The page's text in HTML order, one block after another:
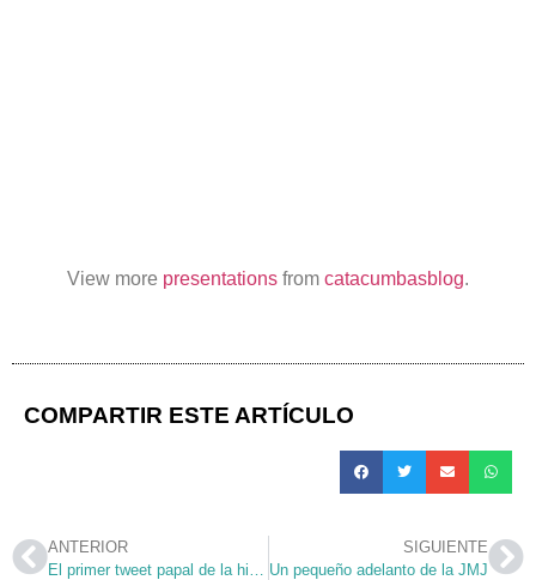
View more presentations from catacumbasblog.
COMPARTIR ESTE ARTÍCULO
ANTERIOR
El primer tweet papal de la historia
SIGUIENTE
Un pequeño adelanto de la JMJ